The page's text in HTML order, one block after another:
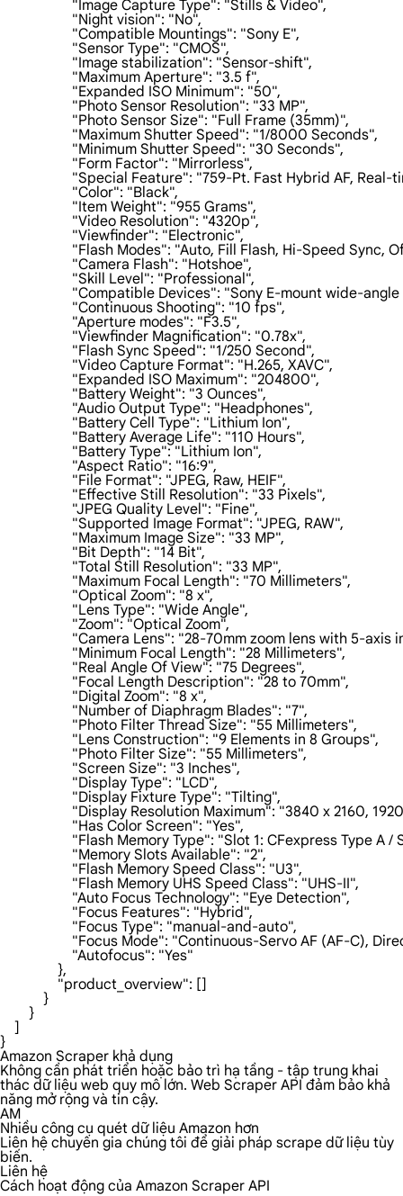
                    "Image Capture Type": "Stills & Video",
                    "Night vision": "No",
                    "Compatible Mountings": "Sony E",
                    "Sensor Type": "CMOS",
                    "Image stabilization": "Sensor-shift",
                    "Maximum Aperture": "3.5 f",
                    "Expanded ISO Minimum": "50",
                    "Photo Sensor Resolution": "33 MP",
                    "Photo Sensor Size": "Full Frame (35mm)",
                    "Maximum Shutter Speed": "1/8000 Seconds",
                    "Minimum Shutter Speed": "30 Seconds",
                    "Form Factor": "Mirrorless",
"Special Feature": "759-Pt. Fast Hybrid
                    "Color": "Black",
                    "Item Weight": "955 Grams",
                    "Video Resolution": "4320p",
                    "Viewfinder": "Electronic",
"Flash Modes": "Auto, Fill Flash, Hi-Speed
                    "Camera Flash": "Hotshoe",
                    "Skill Level": "Professional",
"Compatible Devices": "Sony E-mount wide-
                    "Continuous Shooting": "10 fps",
                    "Aperture modes": "F3.5",
                    "Viewfinder Magnification": "0.78x",
                    "Flash Sync Speed": "1/250 Second",
                    "Video Capture Format": "H.265, XAVC",
                    "Expanded ISO Maximum": "204800",
                    "Battery Weight": "3 Ounces",
                    "Audio Output Type": "Headphones",
                    "Battery Cell Type": "Lithium Ion",
                    "Battery Average Life": "110 Hours",
                    "Battery Type": "Lithium Ion",
                    "Aspect Ratio": "16:9",
                    "File Format": "JPEG, Raw, HEIF",
                    "Effective Still Resolution": "33 Pixels",
                    "JPEG Quality Level": "Fine",
                    "Supported Image Format": "JPEG, RAW",
                    "Maximum Image Size": "33 MP",
                    "Bit Depth": "14 Bit",
                    "Total Still Resolution": "33 MP",
                    "Maximum Focal Length": "70 Millimeters",
                    "Optical Zoom": "8 x",
                    "Lens Type": "Wide Angle",
                    "Zoom": "Optical Zoom",
"Camera Lens": "28-70mm zoom lens with 5-axis
                    "Minimum Focal Length": "28 Millimeters",
                    "Real Angle Of View": "75 Degrees",
                    "Focal Length Description": "28 to 70mm",
                    "Digital Zoom": "8 x",
                    "Number of Diaphragm Blades": "7",
                    "Photo Filter Thread Size": "55 Millimeters",
                    "Lens Construction": "9 Elements in 8 Groups",
                    "Photo Filter Size": "55 Millimeters",
                    "Screen Size": "3 Inches",
                    "Display Type": "LCD",
                    "Display Fixture Type": "Tilting",
"Display Resolution Maximum": "3840 x 2160,
                    "Has Color Screen": "Yes",
"Flash Memory Type": "Slot 1: CFexpress
                    "Memory Slots Available": "2",
                    "Flash Memory Speed Class": "U3",
                    "Flash Memory UHS Speed Class": "UHS-II",
                    "Auto Focus Technology": "Eye Detection",
                    "Focus Features": "Hybrid",
                    "Focus Type": "manual-and-auto",
"Focus Mode": "Continuous-Servo AF (AF-
                    "Autofocus": "Yes"
                },
                "product_overview": []
            }
        }
    ]
}
Amazon Scraper khả dụng
Không cần phát triển hoặc bảo trì hạ tầng - tập trung khai
thác dữ liệu web quy mô lớn. Web Scraper API đảm bảo khả
năng mở rộng và tin cậy.
AM
Nhiều công cụ quét dữ liệu Amazon hơn
Liên hệ chuyên gia chúng tôi để giải pháp scrape dữ liệu tùy
biến.
Liên hệ
Cách hoạt động của Amazon Scraper API